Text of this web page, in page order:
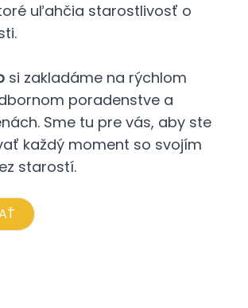
uľahčia starostlivosť o
si zakladáme na rýchlom
poradenstve a
Sme tu pre vás, aby ste
každý moment so svojím
starostí.